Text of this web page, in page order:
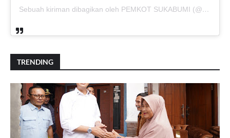
Sebuah kiriman dibagikan oleh PEMKOT SUKABUMI (@pemkotsukabumi_)
TRENDING